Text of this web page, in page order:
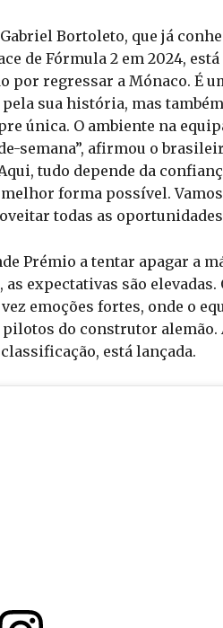
Bortoleto, que já
de Fórmula 2 em 2024,
por regressar a Mónaco. É
sua história, mas
única. O ambiente na
semana”, afirmou o
tudo depende da
melhor forma possível.
todas as
Prémio a tentar apagar a
expectativas são
emoções fortes, onde o
do construtor alemão.
está lançada.